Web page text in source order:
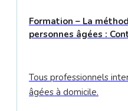
Formation – La
personnes âgées :
Tous professionnels
âgées à domicile.